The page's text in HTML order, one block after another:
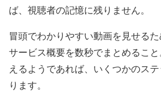
ば、視聴者の記憶に残りません。
冒頭でわかりやすい動画を見せる
サービス概要を数秒でまとめるこ
えるようであれば、いくつかのス
ります。